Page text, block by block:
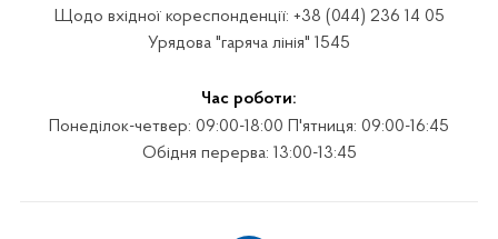
Щодо вхідної кореспонденції: +38 (044) 236 14 05
Урядова "гаряча лінія" 1545
Час роботи:
Понеділок-четвер: 09:00-18:00 П'ятниця: 09:00-16:45
Обідня перерва: 13:00-13:45